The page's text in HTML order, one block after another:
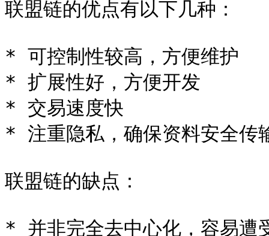
联盟链的优点有以下几种：
* 可控制性较高，方便维护
* 扩展性好，方便开发
* 交易速度快
* 注重隐私，确保资料安全传
联盟链的缺点：
* 并非完全去中心化，容易遭